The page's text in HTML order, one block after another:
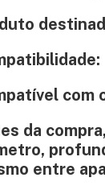
com
da
entre